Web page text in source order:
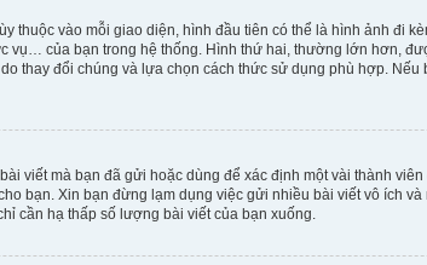
thuộc vào mỗi giao diện, hình đầu tiên có thể là hình ảnh đi
vụ… của bạn trong hệ thống. Hình thứ hai, thường lớn hơn,
thay đổi chúng và lựa chọn cách thức sử dụng phù hợp.
viết mà bạn đã gửi hoặc dùng để xác định một vài thành
bạn. Xin bạn đừng lạm dụng việc gửi nhiều bài viết vô ích
cần hạ thấp số lượng bài viết của bạn xuống.